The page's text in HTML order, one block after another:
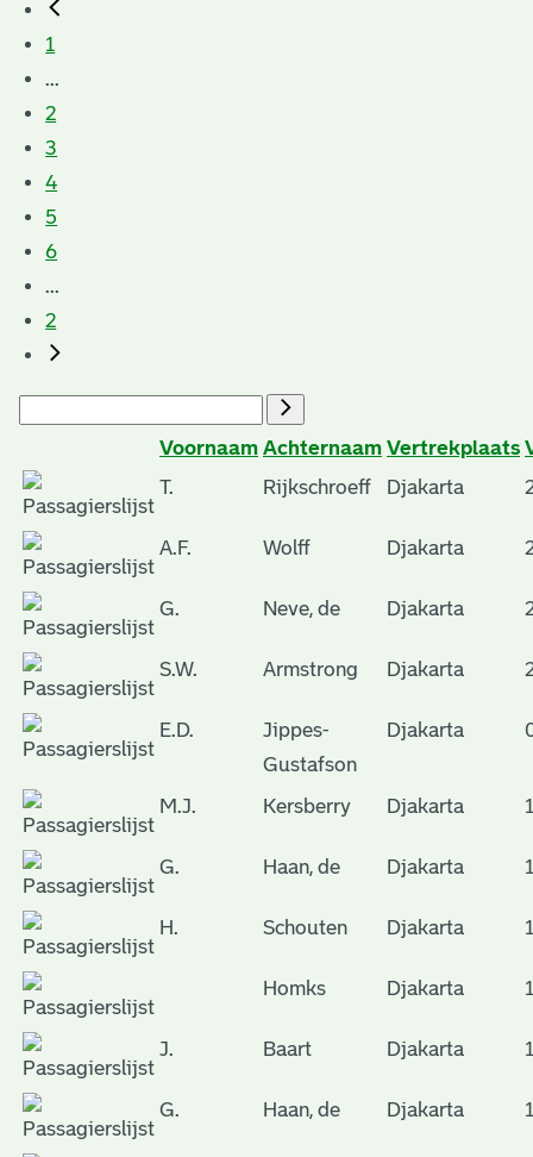
1
...
2
3
4
5
6
...
2
Voornaam Achternaam Vertrekplaats
T.
Rijkschroeff Djakarta
A.F. Wolff Djakarta
G. Neve, de Djakarta
S.W. Armstrong Djakarta
E.D.
Jippes-
Gustafson
Djakarta
M.J. Kersberry Djakarta
G. Haan, de Djakarta
H. Schouten Djakarta
Homks Djakarta
J. Baart Djakarta
G. Haan, de Djakarta